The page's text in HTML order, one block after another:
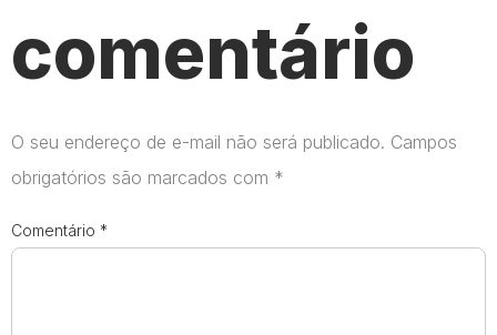
comentário
O seu endereço de e-mail não será publicado. Campos
obrigatórios são marcados com *
Comentário *